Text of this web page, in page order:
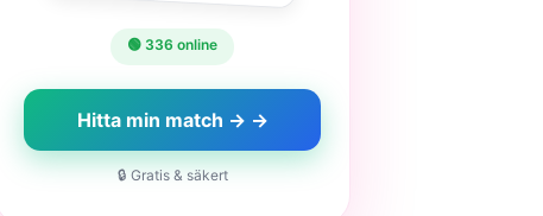
🟢 336 online
Hitta min match → →
🔒 Gratis & säkert